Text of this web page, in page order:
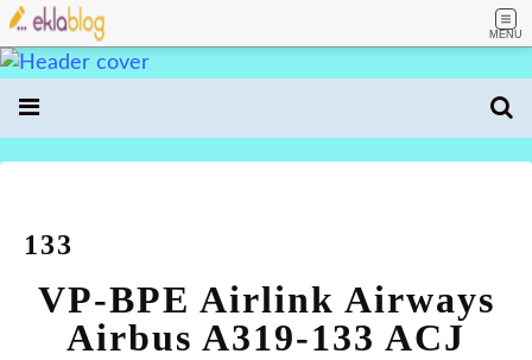
MENU
133
VP-BPE Airlink Airways
Airbus A319-133 ACJ